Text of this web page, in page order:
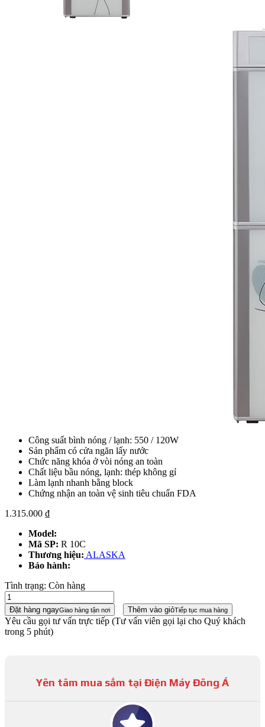
Công suất bình nóng / lạnh: 550 / 120W
Sản phẩm có cửa ngăn lấy nước
Chức năng khóa ở vòi nóng an toàn
Chất liệu bầu nóng, lạnh: thép không gỉ
Làm lạnh nhanh bằng block
Chứng nhận an toàn vệ sinh tiêu chuẩn FDA
1.315.000 ₫
Model:
Mã SP: R 10C
Thương hiệu: ALASKA
Bảo hành:
Tình trạng: Còn hàng
Đặt hàng ngayGiao hàng tận nơi Thêm vào giỏTiếp tục mua hàng
Yêu cầu gọi tư vấn trực tiếp (Tư vấn viên gọi lại cho Quý khách
trong 5 phút)
Yên tâm mua sắm tại Điện Máy Đông Á